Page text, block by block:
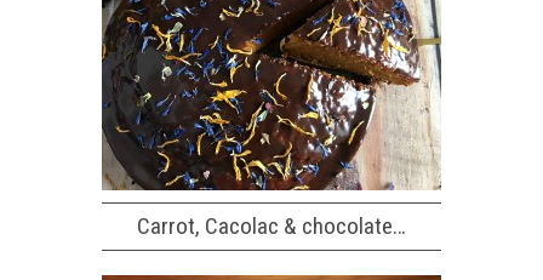
Carrot, Cacolac & chocolate…